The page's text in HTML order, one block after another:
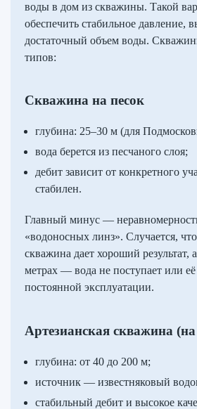
воды в дом из скважины. Такой
обеспечить стабильное давление,
достаточный объем воды.
типов:
Скважина на песок
глубина: 25–30 м (для
вода берется из песчаного слоя;
дебит зависит от конкретного
стабилен.
Главный минус —
«водоносных линз». Случается,
скважина дает хороший результат,
метрах — вода не поступает или
постоянной эксплуатации.
Артезианская скважина (на
глубина: от 40 до 200 м;
источник — известняковый
стабильный дебит и высокое